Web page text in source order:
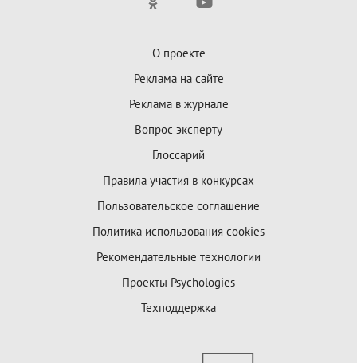
О проекте
Реклама на сайте
Реклама в журнале
Вопрос эксперту
Глоссарий
Правила участия в конкурсах
Пользовательское соглашение
Политика использования cookies
Рекомендательные технологии
Проекты Psychologies
Техподдержка